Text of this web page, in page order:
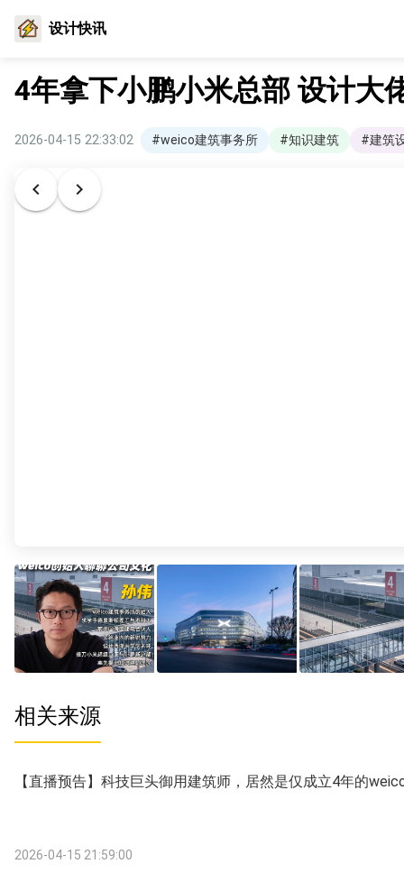
设计快讯
4年拿下小鹏小米总部 设计大
2026-04-15 22:33:02 #weico建筑事务所 #知识建筑 #建筑
相关来源
【直播预告】科技巨头御用建筑师，居然是仅成立4年的
2026-04-15 21:59:00